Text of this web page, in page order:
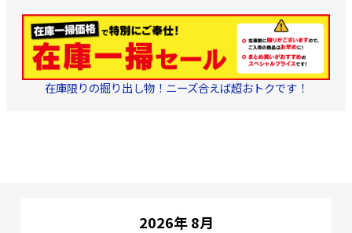
在庫限りの掘り出し物！ニーズ合えば超おトクです！
2026年 8月